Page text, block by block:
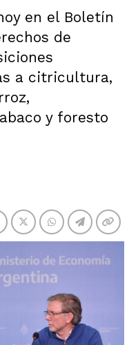
en el Boletín
de
a citricultura,
y foresto